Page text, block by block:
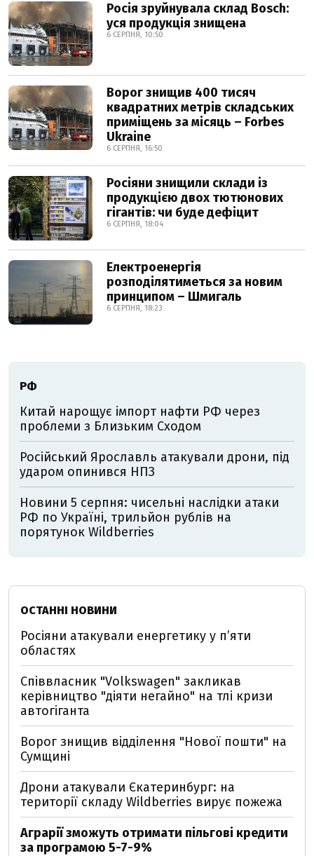
Росія зруйнувала склад Bosch:
уся продукція знищена
6 СЕРПНЯ, 10:50
Ворог знищив 400 тисяч
квадратних метрів складських
приміщень за місяць – Forbes
Ukraine
6 СЕРПНЯ, 16:50
Росіяни знищили склади із
продукцією двох тютюнових
гігантів: чи буде дефіцит
6 СЕРПНЯ, 18:04
Електроенергія
розподілятиметься за новим
принципом – Шмигаль
6 СЕРПНЯ, 18:23
РФ
Китай нарощує імпорт нафти РФ через
проблеми з Близьким Сходом
Російський Ярославль атакували дрони, під
ударом опинився НПЗ
Новини 5 серпня: чисельні наслідки атаки
РФ по Україні, трильйон рублів на
порятунок Wildberries
ОСТАННІ НОВИНИ
Росіяни атакували енергетику у пʼяти
областях
Співвласник "Volkswagen" закликав
керівництво "діяти негайно" на тлі кризи
автогіганта
Ворог знищив відділення "Нової пошти" на
Сумщині
Дрони атакували Єкатеринбург: на
території складу Wildberries вирує пожежа
Аграрії зможуть отримати пільгові кредити
за програмою 5-7-9%